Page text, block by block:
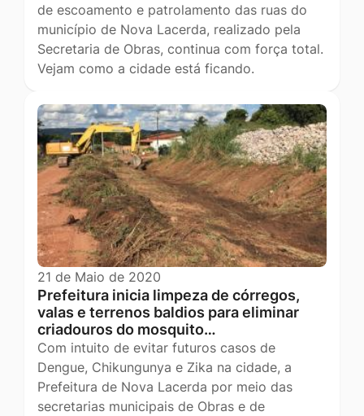
de escoamento e patrolamento das ruas do
município de Nova Lacerda, realizado pela
Secretaria de Obras, continua com força total.
Vejam como a cidade está ficando.
21 de Maio de 2020
Prefeitura inicia limpeza de córregos,
valas e terrenos baldios para eliminar
criadouros do mosquito…
Com intuito de evitar futuros casos de
Dengue, Chikungunya e Zika na cidade, a
Prefeitura de Nova Lacerda por meio das
secretarias municipais de Obras e de